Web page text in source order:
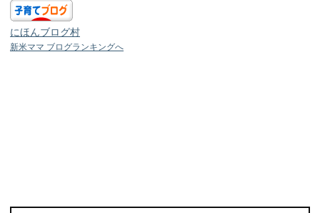
にほんブログ村
新米ママ ブログランキングへ